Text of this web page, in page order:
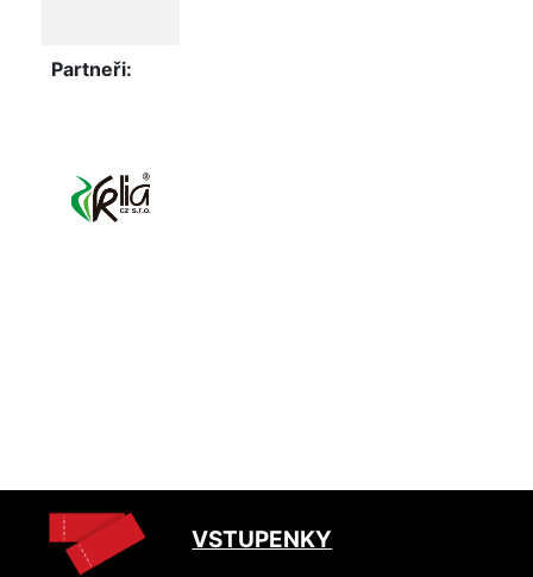
Partneři:
VSTUPENKY